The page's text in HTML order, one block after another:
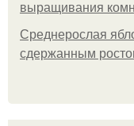
выращивания
Среднерослая
сдержанным